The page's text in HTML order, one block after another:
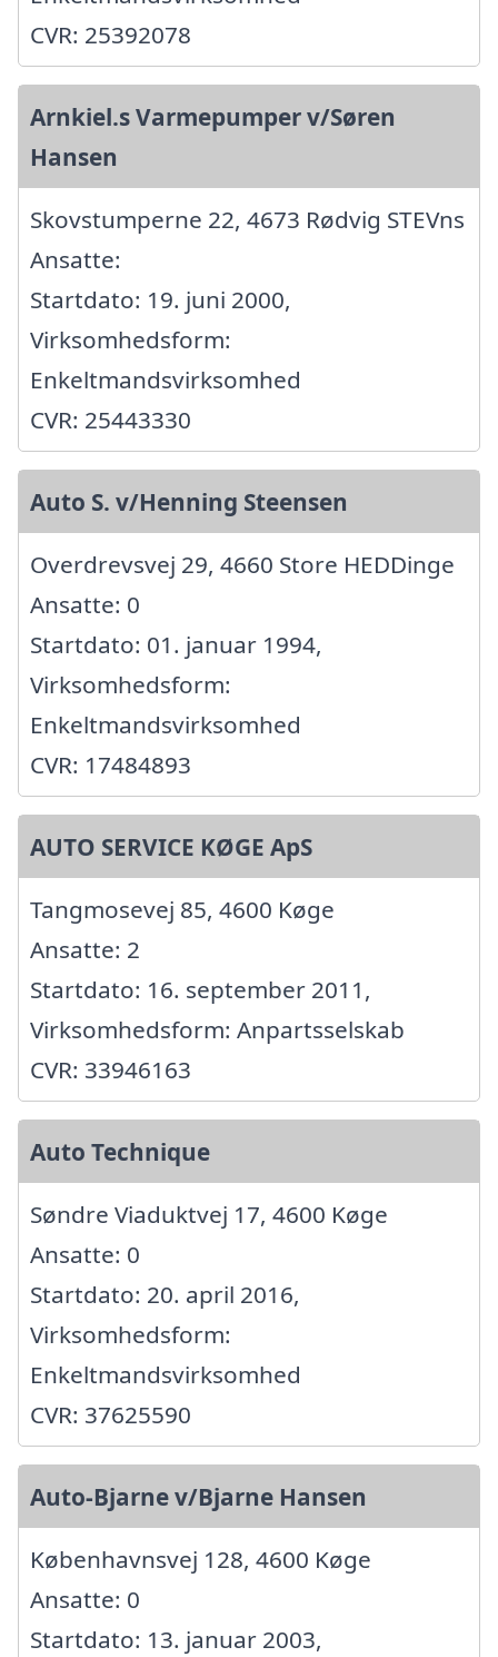
CVR: 25392078
Arnkiel.s Varmepumper v/Søren
Hansen
Skovstumperne 22, 4673 Rødvig STEVns
Ansatte:
Startdato: 19. juni 2000,
Virksomhedsform:
Enkeltmandsvirksomhed
CVR: 25443330
Auto S. v/Henning Steensen
Overdrevsvej 29, 4660 Store HEDDinge
Ansatte: 0
Startdato: 01. januar 1994,
Virksomhedsform:
Enkeltmandsvirksomhed
CVR: 17484893
AUTO SERVICE KØGE ApS
Tangmosevej 85, 4600 Køge
Ansatte: 2
Startdato: 16. september 2011,
Virksomhedsform: Anpartsselskab
CVR: 33946163
Auto Technique
Søndre Viaduktvej 17, 4600 Køge
Ansatte: 0
Startdato: 20. april 2016,
Virksomhedsform:
Enkeltmandsvirksomhed
CVR: 37625590
Auto-Bjarne v/Bjarne Hansen
Københavnsvej 128, 4600 Køge
Ansatte: 0
Startdato: 13. januar 2003,